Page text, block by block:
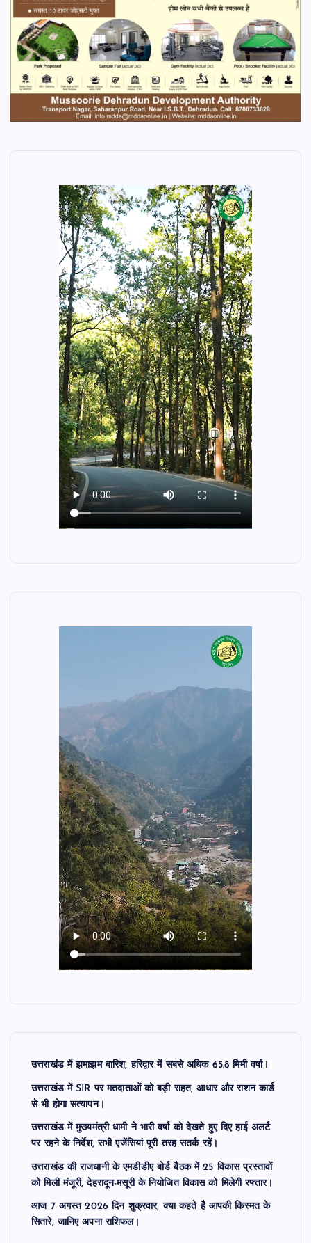
उत्तराखंड में झमाझम बारिश, हरिद्वार में सबसे अधिक 65.8 मिमी वर्षा।
उत्तराखंड में SIR पर मतदाताओं को बड़ी राहत, आधार और राशन कार्ड
से भी होगा सत्यापन।
उत्तराखंड में मुख्यमंत्री धामी ने भारी वर्षा को देखते हुए दिए हाई अलर्ट
पर रहने के निर्देश, सभी एजेंसियां पूरी तरह सतर्क रहें।
उत्तराखंड की राजधानी के एमडीडीए बोर्ड बैठक में 25 विकास प्रस्तावों
को मिली मंजूरी, देहरादून-मसूरी के नियोजित विकास को मिलेगी रफ्तार।
आज 7 अगस्त 2026 दिन शुक्रवार, क्या कहते है आपकी किस्मत के
सितारे, जानिए अपना राशिफल।